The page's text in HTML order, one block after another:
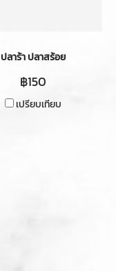
ปลาร้า ปลาสร้อย
฿150
เปรียบเทียบ